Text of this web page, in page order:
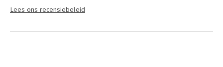
Lees ons recensiebeleid